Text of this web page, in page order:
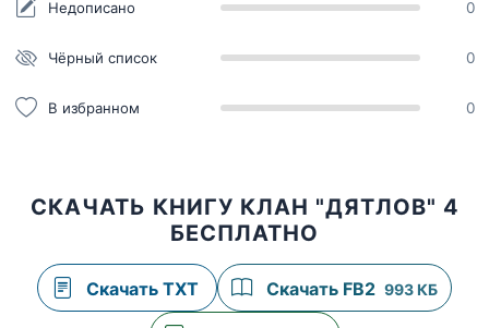
Недописано 0
Чёрный список 0
В избранном 0
СКАЧАТЬ КНИГУ КЛАН "ДЯТЛОВ" 4
БЕСПЛАТНО
Скачать TXT Скачать FB2 993 КБ